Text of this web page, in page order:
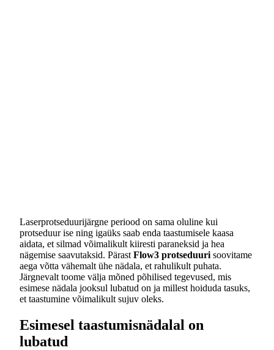
Laserprotseduurijärgne periood on sama oluline kui
protseduur ise ning igaüks saab enda taastumisele kaasa
aidata, et silmad võimalikult kiiresti paraneksid ja hea
nägemise saavutaksid. Pärast Flow3 protseduuri soovitame
aega võtta vähemalt ühe nädala, et rahulikult puhata.
Järgnevalt toome välja mõned põhilised tegevused, mis
esimese nädala jooksul lubatud on ja millest hoiduda tasuks,
et taastumine võimalikult sujuv oleks.
Esimesel taastumisnädalal on
lubatud